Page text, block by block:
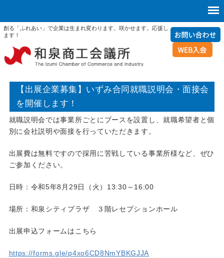
創る「ふれあい」で企業は生まれ変わります。咲かせます。応援し
ます！
【出展企業募集】いずみ合同就職説明会・面接会
を開催します！
就職説明会では事業所ごとにブースを設置し、就職希望者と個
別に会社説明や面接を行っていただきます。
出展費は無料ですので採用に苦戦している事業所様など、ぜひ
ご参加ください。
日時：令和5年8月29日（火）13:30～16:00
場所：和泉シティプラザ ３階レセプションホール
出展申込フォームはこちら
https://forms.gle/p4xo6CD8NmYBKGJJA